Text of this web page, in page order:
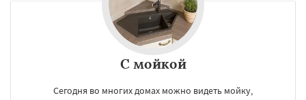
С мойкой
Сегодня во многих домах можно видеть мойку,